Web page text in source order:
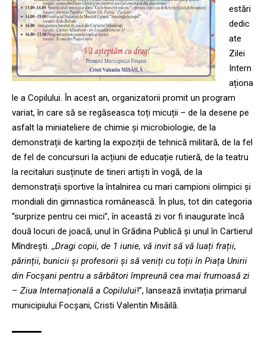
estări
dedic
ate
Zilei
Intern
aționa
le a Copilului. În acest an, organizatorii promit un program
variat, în care să se regăseasca toți micuții – de la desene pe
asfalt la miniateliere de chimie și microbiologie, de la
demonstrații de karting la expoziții de tehnică militară, de la fel
de fel de concursuri la acțiuni de educație rutieră, de la teatru
la recitaluri susținute de tineri artiști în vogă, de la
demonstrații sportive la întalnirea cu mari campioni olimpici și
mondiali din gimnastica românească. În plus, tot din categoria
“surprize pentru cei mici”, în această zi vor fi inaugurate încă
două locuri de joacă, unul în Grădina Publică și unul în Cartierul
Mîndrești. ,,Dragi copii, de 1 iunie, vă invit să vă luați frații,
părinții, bunicii și profesorii și să veniți cu toții în Piața Unirii
din Focșani pentru a sărbători împreună cea mai frumoasă zi
– Ziua Internațională a Copilului!”, lansează invitația primarul
municipiului Focșani, Cristi Valentin Misăilă.